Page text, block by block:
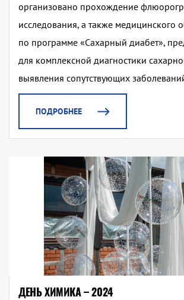
организовано прохождение
исследования, а также медицинского
по программе «Сахарный диабет»,
для комплексной диагностики
выявления сопутствующих
ПОДРОБНЕЕ
ДЕНЬ ХИМИКА – 2024